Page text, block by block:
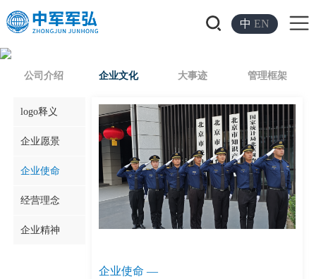
中EN
公司介绍 企业文化 大事迹 管理框架
logo释义
企业愿景
企业使命
经营理念
企业精神
企业使命 —